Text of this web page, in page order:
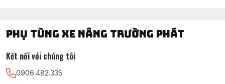
PHỤ TÙNG XE NÂNG TRƯỜNG PHÁT
Kết nối với chúng tôi
0906.482.335